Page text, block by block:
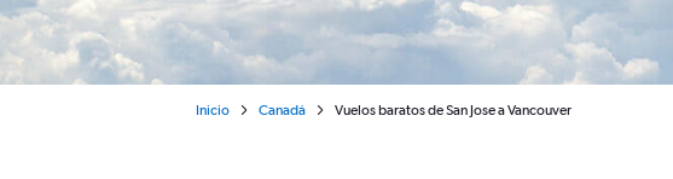
Inicio Canadá Vuelos baratos de San Jose a Vancouver